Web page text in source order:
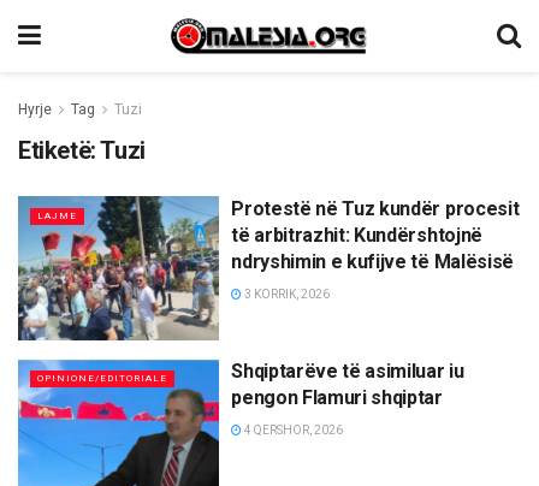
Hyrje Tag Tuzi
Etiketë:Tuzi
LAJME
Protestë në Tuz kundër procesit
të arbitrazhit: Kundërshtojnë
ndryshimin e kufijve të Malësisë
3 KORRIK, 2026
OPINIONE/EDITORIALE
Shqiptarëve të asimiluar iu
pengon Flamuri shqiptar
4 QERSHOR, 2026